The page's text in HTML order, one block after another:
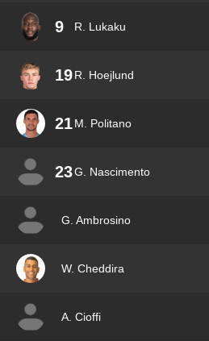
9 R. Lukaku
19R. Hoejlund
21M. Politano
23G. Nascimento
G. Ambrosino
W. Cheddira
A. Cioffi